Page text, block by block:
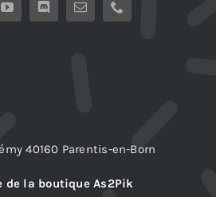
40160 Parentis-en-Born
de la boutique As2Pik